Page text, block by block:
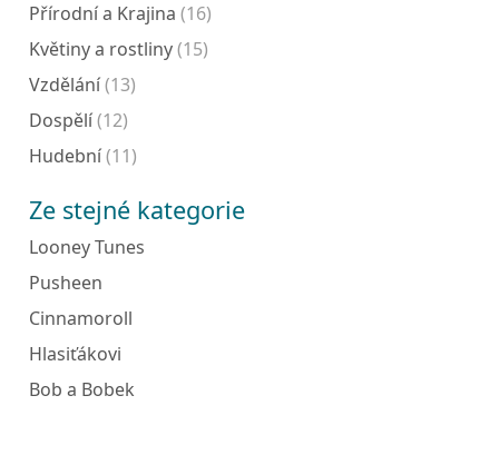
Přírodní a Krajina (16)
Květiny a rostliny(15)
Vzdělání(13)
Dospělí(12)
Hudební(11)
Ze stejné kategorie
Looney Tunes
Pusheen
Cinnamoroll
Hlasiťákovi
Bob a Bobek